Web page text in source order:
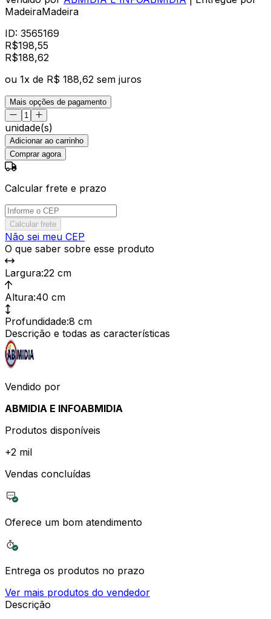
MadeiraMadeira
ID: 3565169
R$198,55
R$188,62
ou 1x de R$ 188,62 sem juros
Mais opções de pagamento
unidade(s)
Adicionar ao carrinho
Comprar agora
Calcular frete e prazo
Calcular frete
Não sei meu CEP
O que saber sobre esse produto
Largura:22 cm
Altura:40 cm
Profundidade:8 cm
Descrição e todas as características
Vendido por
ABMIDIA E INFOABMIDIA
Produtos disponíveis
+2 mil
Vendas concluídas
Oferece um bom atendimento
Entrega os produtos no prazo
Ver mais produtos do vendedor
Descrição